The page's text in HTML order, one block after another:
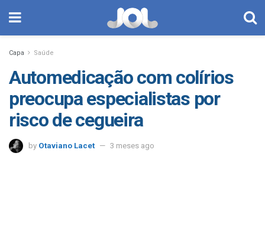
Capa Saúde
Automedicação com colírios
preocupa especialistas por
risco de cegueira
by Otaviano Lacet 3 meses ago